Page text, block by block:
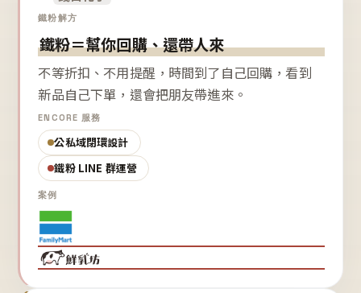
鐵粉解方
鐵粉＝幫你回購、還帶人來
不等折扣、不用提醒，時間到了自己回購，看到
新品自己下單，還會把朋友帶進來。
ENCORE 服務
公私域閉環設計
鐵粉 LINE 群運營
案例